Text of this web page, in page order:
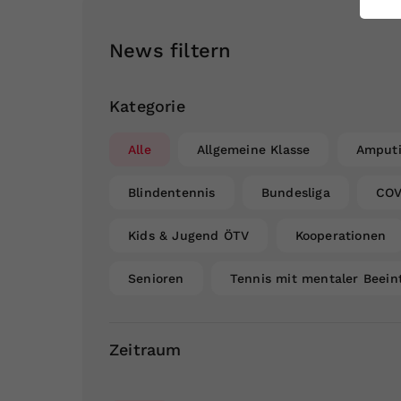
News filtern
Kategorie
Alle Allgemeine Klasse
Blindentennis Bundesliga
Kids & Jugend ÖTV Kooperationen
Senioren Tennis mit mentaler
Zeitraum